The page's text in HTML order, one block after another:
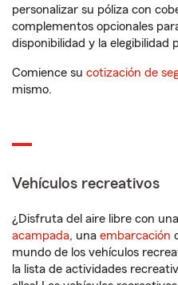
personalizar su póliza con
complementos opcionales
disponibilidad y la elegibilidad
Comience su cotización de
mismo.
Vehículos recreativos
¿Disfruta del aire libre con una
acampada, una embarcación
mundo de los vehículos
la lista de actividades